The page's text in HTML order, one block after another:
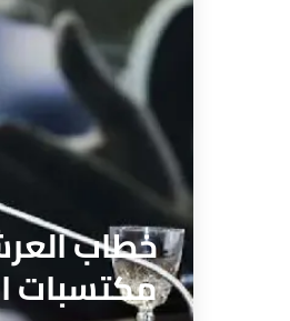
خطاب
مكتسبات